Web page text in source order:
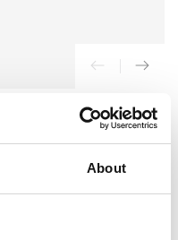
About